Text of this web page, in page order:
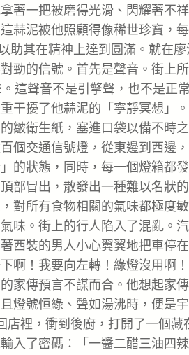
著一把被磨得光滑、閃耀著不
蒜泥被他照顧得像稀世珍寶，
助其在精神上達到圓滿。就在
勁的信號。首先是聲音。街上
這聲音不是引擎聲，也不是正
干擾了他蒜泥的「寧靜冥想」
皺衛生紙，塞進口袋以備不時之
個交通信號燈，從東邊到西邊
的狀態，同時，每一個燈箱都
部冒出，散發出一種難以名狀
對所有食物相關的氣味都極度敏
味。街上的行人陷入了混亂。
西裝的男人小心翼翼地把車停
啊！我要向左轉！綠燈沒用啊
家傳預言不謀而合。他想起家傳
燈號恒綠、聲如湯沸時，便是
店裡，衝到後廚，打開了一個藏
入了密碼：「一醬二醋三油四